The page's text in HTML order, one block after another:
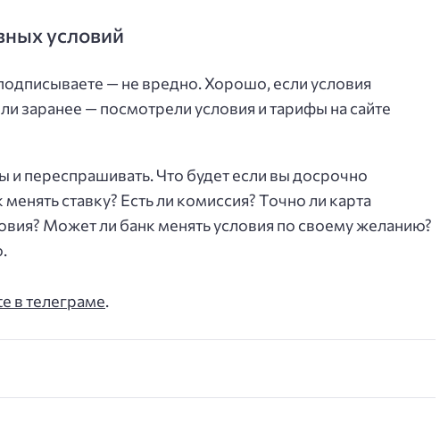
условий
— не вредно. Хорошо, если условия
заранее — посмотрели условия и тарифы на сайте
и переспрашивать. Что будет если вы досрочно
ставку? Есть ли комиссия? Точно ли карта
Может ли банк менять условия по своему желанию?
в телеграме.